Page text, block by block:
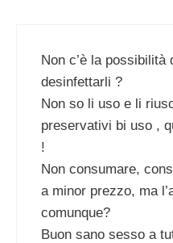
Non c’è la
desinfettarli ?
Non so li uso e li
preservativi bi uso ,
!
Non consumare,
a minor prezzo, ma
comunque?
Buon sano sesso a